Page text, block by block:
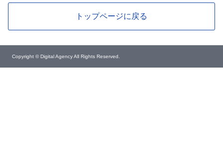
トップページに戻る
Copyright © Digital Agency All Rights Reserved.